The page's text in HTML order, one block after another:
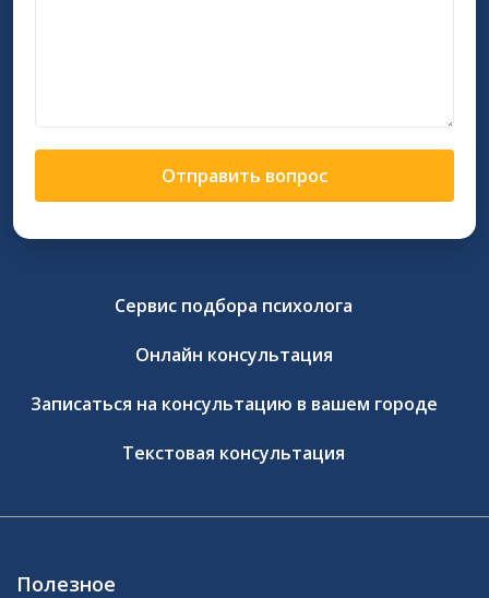
Отправить вопрос
Сервис подбора психолога
Онлайн консультация
Записаться на консультацию в вашем городе
Текстовая консультация
Полезное